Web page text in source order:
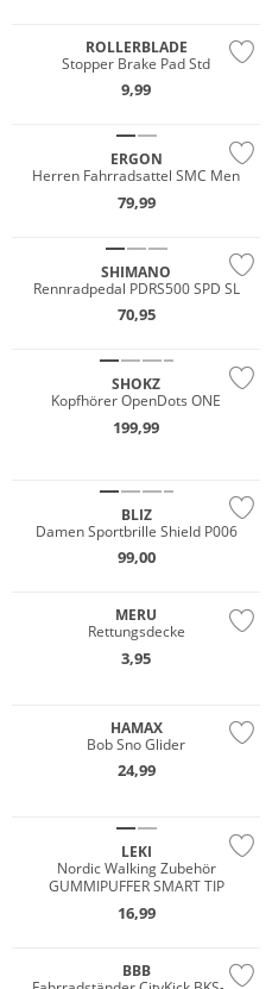
ROLLERBLADE
Stopper Brake Pad Std
9,99
ERGON
Herren Fahrradsattel SMC Men
79,99
SHIMANO
Rennradpedal PDRS500 SPD SL
70,95
SHOKZ
Kopfhörer OpenDots ONE
199,99
BLIZ
Damen Sportbrille Shield P006
99,00
MERU
Rettungsdecke
3,95
HAMAX
Bob Sno Glider
24,99
LEKI
Nordic Walking Zubehör
GUMMIPUFFER SMART TIP
16,99
BBB